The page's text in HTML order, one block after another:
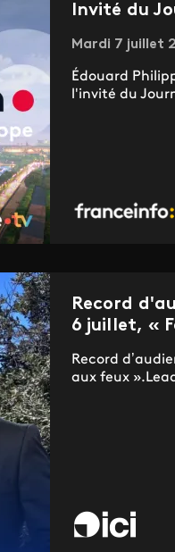
Invité du
Mardi 7 juillet
Édouard
l'invité du
Record
6 juillet, «
Record
aux feux